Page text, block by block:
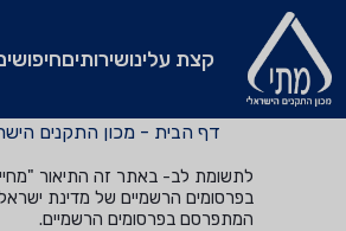
קצת עלינושירותים
דף הבית - מכון התקנים
לתשומת לב- באתר זה התיאור
בפרסומים הרשמיים של מדינת
המתפרסם בפרסומים הרשמיים.